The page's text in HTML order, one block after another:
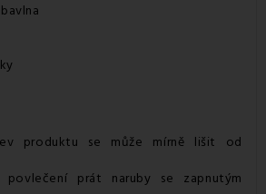
produktu se může mírně lišit od
povlečení prát naruby se zapnutým